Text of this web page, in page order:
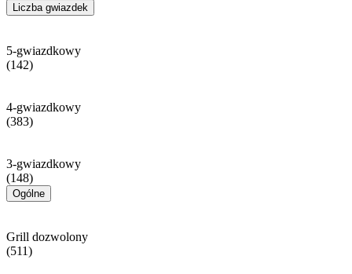
Liczba gwiazdek
5-gwiazdkowy
(142)
4-gwiazdkowy
(383)
3-gwiazdkowy
(148)
Ogólne
Grill dozwolony
(511)